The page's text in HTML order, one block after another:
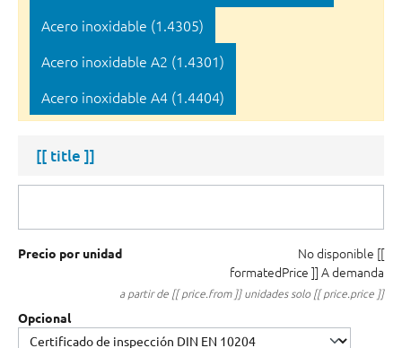
Acero inoxidable (1.4305)
Acero inoxidable A2 (1.4301)
Acero inoxidable A4 (1.4404)
[[ title ]]
Precio por unidad No disponible [[
formatedPrice ]] A demanda
a partir de [[ price.from ]] unidades solo [[ price.price ]]
Opcional